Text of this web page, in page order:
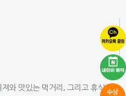
와 맛있는 먹거리, 그리고 휴식이